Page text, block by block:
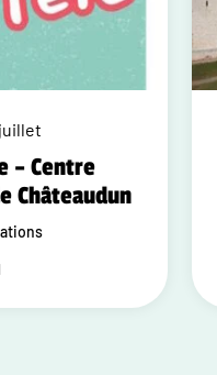
– Centre
Châteaudun